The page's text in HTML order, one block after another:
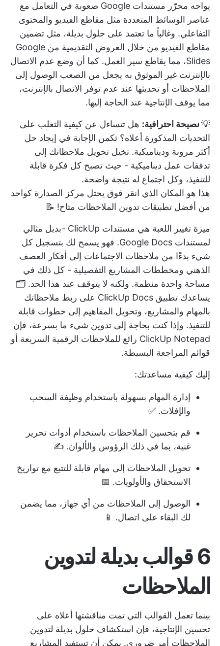
يواجه محرّر مستندات Google صعوبة في التعامل مع
عناصر الوسائط المتعددة مثل مقاطع الفيديو والمحتوى
التفاعلي. وغالباً ما تعتمد على حلول بديلة، مثل تضمين
مقاطع الفيديو من خلال العروض التقديمية من Google
Slides، مما يقاطع سير العمل. كما أن وضع عدم الاتصال
بالإنترنت غير الموثوق به يجعل من الصعب الوصول إلى
الملاحظات أو تحديثها عند عدم توفر الاتصال بالإنترنت،
مما يوقف الإنتاجية عند الحاجة إليها.
💡نصيحة احترافية: هل تتساءل عن كيفية التغلب على
التحديات المذكورة أعلاه؟ تكمن الإجابة في إيجاد حل
أكثر مرونة وديناميكية. تخيل تحويل ملاحظاتك إلى
تدفقات عمل ديناميكية - حيث تصبح كل فكرة قابلة
للتنفيذ، وكل اجتماع له نتيجة واضحة.
هذا هو المكان الذي انقر فوق يحتل مركز الصدارة كواحد
من أفضل تطبيقات تدوين الملاحظات متاح! 📝
ميزة تغيير اللعبة هي مستندات ClickUp
-بديل مثالي
لمستندات Google Docs. فهو يسمح لك بتسجيل كل
شيء بدءًا من ملاحظات الاجتماعات إلى أفكار العصف
الذهني ومخططات المشاريع التفصيلية - كل ذلك في
مساحة واحدة منظمة. ولكنه لا يتوقف عند هذا الحد. 🗂️
يساعدك تطبيق ClickUp Docs على ربط ملاحظاتك
بالمهام والمشاريع، وتحويل المفاهيم إلى خطوات قابلة
للتنفيذ. وإذا كنت بحاجة إلى تدوين شيء ما بسرعة، فإن
ClickUp Notepad رائع للملاحظات الرقمية السريعة أو
قوائم المراجعة البسيطة.
إليك كيفية مساعدتك:
إدارة المهام بسهولة باستخدام وظيفة السحب
والإفلات. ✅
قم بتحسين الملاحظات باستخدام أدوات تحرير
غنية، بما في ذلك الرؤوس والألوان. ✍️
تحويل الملاحظات إلى مهام قابلة للتتبع مع تواريخ
الاستحقاق والأولويات. 📅
الوصول إلى الملاحظات من أي جهاز، مما يضمن
لك البقاء على اتصال. 📱
6 قوالب بديلة لتدوين
الملاحظات
بينما تعمل القوالب التي تمت مناقشتها أعلاه على
تحسين الإنتاجية، فإن استكشاف حلول بديلة لتدوين
الملاحظات أمر ضروري. يمكن أن تستفيد المشاريع